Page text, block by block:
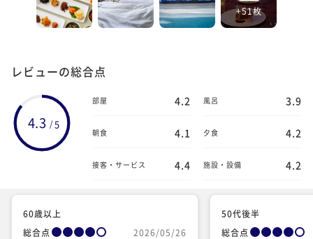
+51枚
レビューの総合点
4.3 /5
部屋 4.2 風呂 3.9
朝食 4.1 夕食 4.2
接客・サービス 4.4 施設・設備 4.2
60歳以上
総合点
2026/05/26
50代後半
総合点